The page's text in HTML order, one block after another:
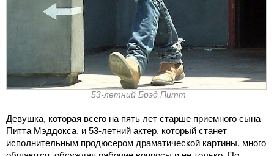
53-летний Брэд Питт
Девушка, которая всего на пять лет старше приемного сына
Питта Мэддокса, и 53-летний актер, который станет
исполнительным продюсером драматической картины, много